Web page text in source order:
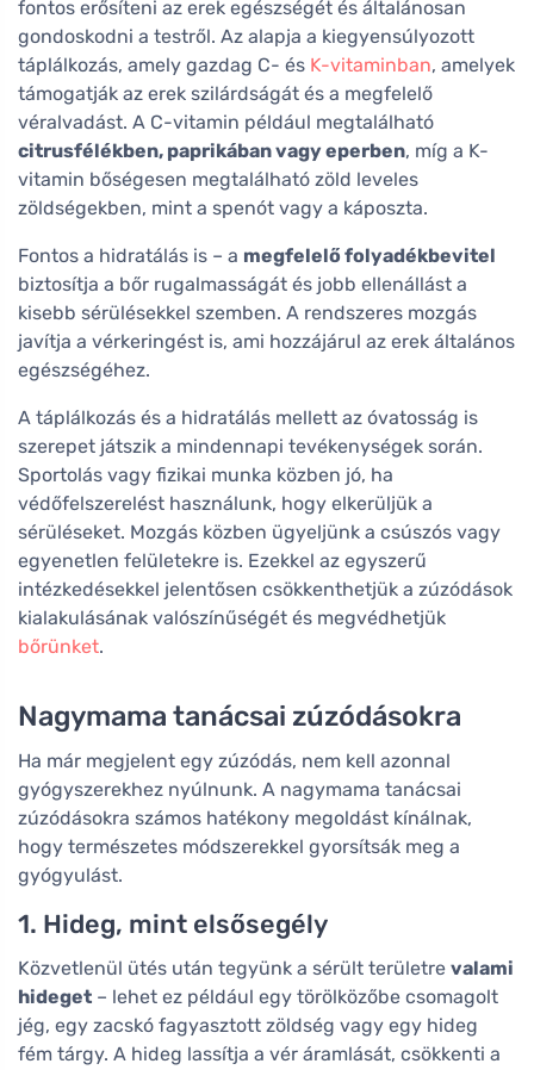
fontos erősíteni az erek egészségét és általánosan
gondoskodni a testről. Az alapja a kiegyensúlyozott
táplálkozás, amely gazdag C- és K-vitaminban, amelyek
támogatják az erek szilárdságát és a megfelelő
véralvadást. A C-vitamin például megtalálható
citrusfélékben, paprikában vagy eperben, míg a K-
vitamin bőségesen megtalálható zöld leveles
zöldségekben, mint a spenót vagy a káposzta.
Fontos a hidratálás is – a megfelelő folyadékbevitel
biztosítja a bőr rugalmasságát és jobb ellenállást a
kisebb sérülésekkel szemben. A rendszeres mozgás
javítja a vérkeringést is, ami hozzájárul az erek általános
egészségéhez.
A táplálkozás és a hidratálás mellett az óvatosság is
szerepet játszik a mindennapi tevékenységek során.
Sportolás vagy fizikai munka közben jó, ha
védőfelszerelést használunk, hogy elkerüljük a
sérüléseket. Mozgás közben ügyeljünk a csúszós vagy
egyenetlen felületekre is. Ezekkel az egyszerű
intézkedésekkel jelentősen csökkenthetjük a zúzódások
kialakulásának valószínűségét és megvédhetjük
bőrünket.
Nagymama tanácsai zúzódásokra
Ha már megjelent egy zúzódás, nem kell azonnal
gyógyszerekhez nyúlnunk. A nagymama tanácsai
zúzódásokra számos hatékony megoldást kínálnak,
hogy természetes módszerekkel gyorsítsák meg a
gyógyulást.
1. Hideg, mint elsősegély
Közvetlenül ütés után tegyünk a sérült területre valami
hideget – lehet ez például egy törölközőbe csomagolt
jég, egy zacskó fagyasztott zöldség vagy egy hideg
fém tárgy. A hideg lassítja a vér áramlását, csökkenti a